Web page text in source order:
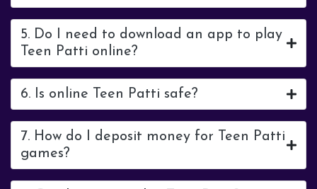
5. Do I need to download an app to play
Teen Patti online?
6. Is online Teen Patti safe?
7. How do I deposit money for Teen Patti
games?